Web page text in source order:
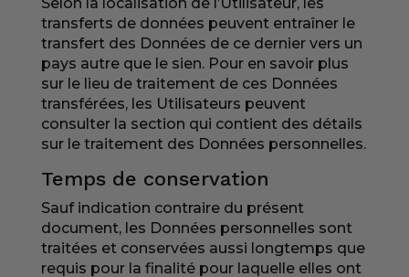
transferts de données peuvent entraîner le
transfert des Données de ce dernier vers un
pays autre que le sien. Pour en savoir plus
sur le lieu de traitement de ces Données
transférées, les Utilisateurs peuvent
consulter la section qui contient des détails
sur le traitement des Données personnelles.
Temps de conservation
Sauf indication contraire du présent
document, les Données personnelles sont
traitées et conservées aussi longtemps que
requis pour la finalité pour laquelle elles ont